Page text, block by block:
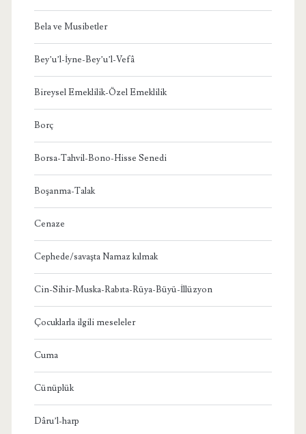
Bela ve Musibetler
Bey’u’l-İyne-Bey’u’l-Vefâ
Bireysel Emeklilik-Özel Emeklilik
Borç
Borsa-Tahvil-Bono-Hisse Senedi
Boşanma-Talak
Cenaze
Cephede/savaşta Namaz kılmak
Cin-Sihir-Muska-Rabıta-Rüya-Büyü-İllüzyon
Çocuklarla ilgili meseleler
Cuma
Cünüplük
Dâru’l-harp